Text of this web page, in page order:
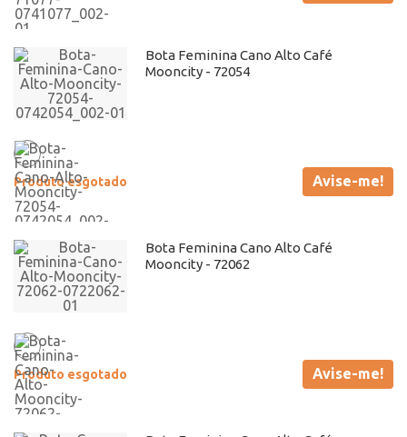
Bota Feminina Cano Alto Café
Mooncity - 72054
Produto esgotado Avise-me!
Bota Feminina Cano Alto Café
Mooncity - 72062
Produto esgotado Avise-me!